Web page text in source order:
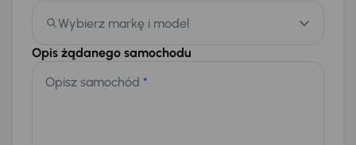
Wybierz markę i model
Opis żądanego samochodu
Opisz samochód *